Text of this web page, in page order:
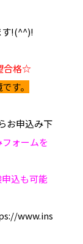
す!(^^)!
合格☆
す。
お申込み下
ォームを
込も可能
www.ins